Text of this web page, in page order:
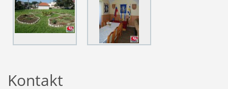
Kontakt